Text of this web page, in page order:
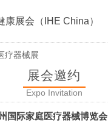
康展会（IHE China）
疗器械展
展会邀约
Expo Invitation
国际家庭医疗器械博览会